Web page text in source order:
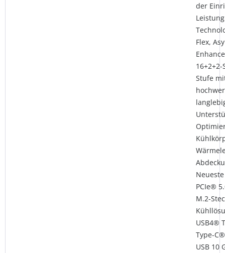
der
Flex,
Stufe
PCIe®
M.2-
USB4®
Type-
USB 10